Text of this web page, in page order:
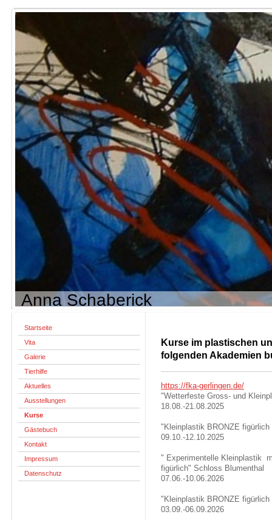
Anna Schaberick
Startseite
Vita
Galerie
Tierhilfe
Aktuelles
Ausstellungen
Kurse
Gästebuch
Kontakt
Impressum
Datenschutz
Kurse im plastischen
folgenden Akademien
https://fka-gerlingen.de/
"Wetterfeste Gross- und
18.08.-21.08.2025
"Kleinplastik BRONZE
09.10.-12.10.2025
" Experimentelle Kleinplastik
figürlich" Schloss Blumenthal
07.06.-10.06.2026
"Kleinplastik BRONZE
03.09.-06.09.2026